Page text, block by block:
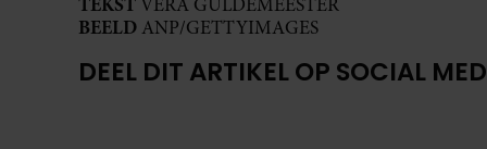
BEELDANP/GETTYIMAGES
DEEL DIT ARTIKEL OP SOCIAL